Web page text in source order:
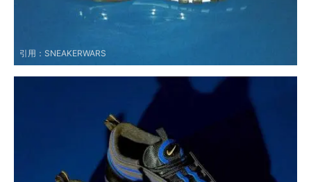
引用： SNEAKERWARS